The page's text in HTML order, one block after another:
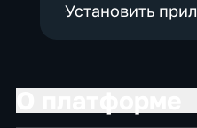
Установить